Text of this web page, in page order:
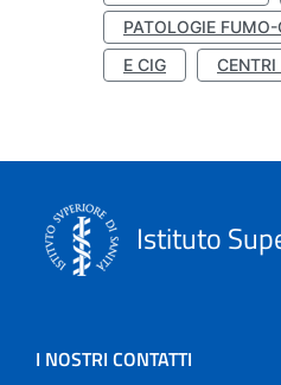
PATOLOGIE FUMO-
E CIG
Istituto
I NOSTRI CONTATTI